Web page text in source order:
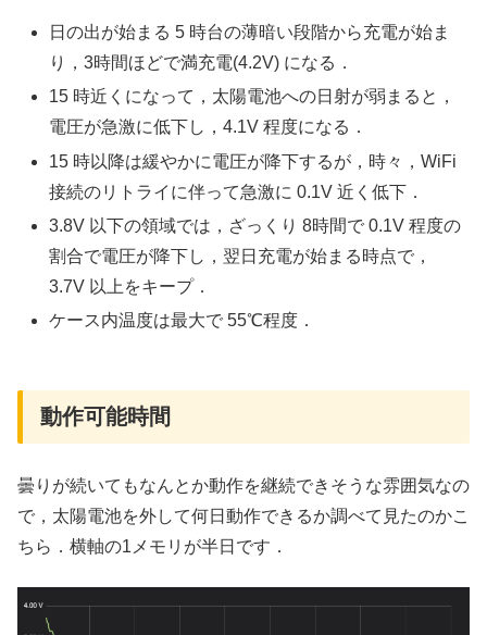
日の出が始まる 5 時台の薄暗い段階から充電が始ま
り，3時間ほどで満充電(4.2V) になる．
15 時近くになって，太陽電池への日射が弱まると，
電圧が急激に低下し，4.1V 程度になる．
15 時以降は緩やかに電圧が降下するが，時々，WiFi
接続のリトライに伴って急激に 0.1V 近く低下．
3.8V 以下の領域では，ざっくり 8時間で 0.1V 程度の
割合で電圧が降下し，翌日充電が始まる時点で，
3.7V 以上をキープ．
ケース内温度は最大で 55℃程度．
動作可能時間
曇りが続いてもなんとか動作を継続できそうな雰囲気なの
で，太陽電池を外して何日動作できるか調べて見たのかこ
ちら．横軸の1メモリが半日です．